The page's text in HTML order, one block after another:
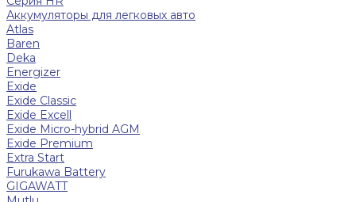
Аккумуляторы для легковых авто
Atlas
Baren
Deka
Energizer
Exide
Exide Classic
Exide Excell
Exide Micro-hybrid AGM
Exide Premium
Extra Start
Furukawa Battery
GIGAWATT